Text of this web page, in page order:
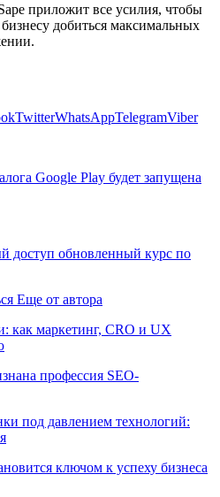
приложит все усилия, чтобы
добиться максимальных
TwitterWhatsAppTelegramViber
Google Play будет запущена
доступ обновленный курс по
Еще от автора
как маркетинг, CRO и UX
профессия SEO-
под давлением технологий:
ключом к успеху бизнеса